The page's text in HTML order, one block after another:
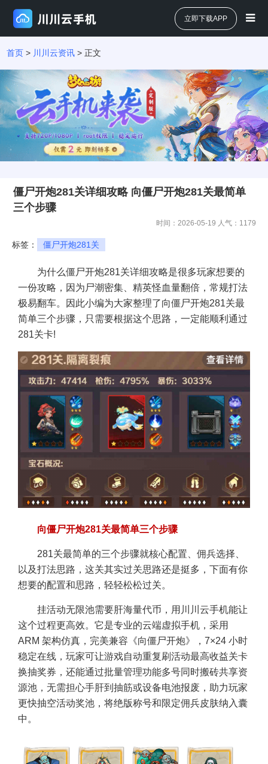
立即下载APP
首页 > 川川云资讯 > 正文
僵尸开炮281关详细攻略 向僵尸开炮281关最简单
三个步骤
时间：2026-05-19 人气： 1179
标签： 僵尸开炮281关
为什么僵尸开炮281关详细攻略是很多玩家想要的
一份攻略，因为尸潮密集、精英怪血量翻倍，常规打法
极易翻车。因此小编为大家整理了向僵尸开炮281关最
简单三个步骤，只需要根据这个思路，一定能顺利通过
281关卡!
向僵尸开炮281关最简单三个步骤
281关最简单的三个步骤就核心配置、佣兵选择、
以及打法思路，这关其实过关思路还是挺多，下面有你
想要的配置和思路，轻轻松松过关。
挂活动无限池需要肝海量代币，用川川云手机能让
这个过程更高效。它是专业的云端虚拟手机，采用
ARM 架构仿真，完美兼容《向僵尸开炮》，7×24 小时
稳定在线，玩家可让游戏自动重复刷活动最高收益关卡
换抽奖券，还能通过批量管理功能多号同时搬砖共享资
源池，无需担心手肝到抽筋或设备电池报废，助力玩家
更快抽空活动奖池，将绝版称号和限定佣兵皮肤纳入囊
中。